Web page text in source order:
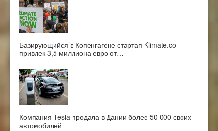
Базирующийся в Копенгагене стартап Klimate.co
привлек 3,5 миллиона евро от…
Компания Tesla продала в Дании более 50 000 своих
автомобилей